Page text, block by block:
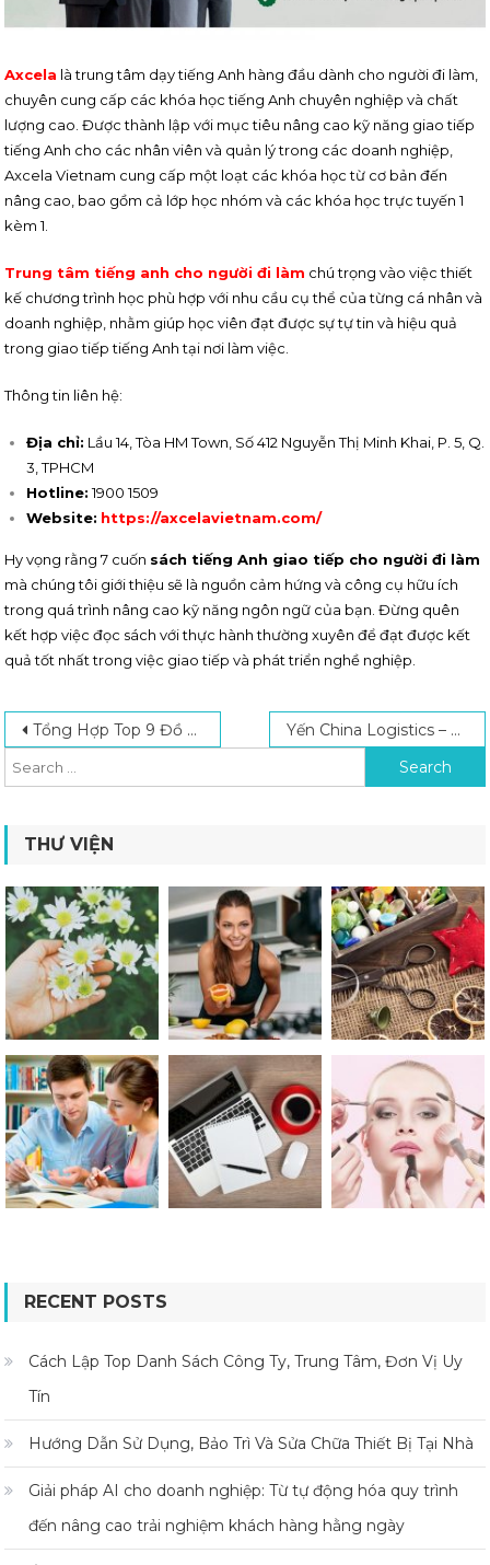
Axcela là trung tâm dạy tiếng Anh hàng đầu dành cho người đi làm,
chuyên cung cấp các khóa học tiếng Anh chuyên nghiệp và chất
lượng cao. Được thành lập với mục tiêu nâng cao kỹ năng giao tiếp
tiếng Anh cho các nhân viên và quản lý trong các doanh nghiệp,
Axcela Vietnam cung cấp một loạt các khóa học từ cơ bản đến
nâng cao, bao gồm cả lớp học nhóm và các khóa học trực tuyến 1
kèm 1.
Trung tâm tiếng anh cho người đi làm chú trọng vào việc thiết
kế chương trình học phù hợp với nhu cầu cụ thể của từng cá nhân và
doanh nghiệp, nhằm giúp học viên đạt được sự tự tin và hiệu quả
trong giao tiếp tiếng Anh tại nơi làm việc.
Thông tin liên hệ:
Địa chỉ: Lầu 14, Tòa HM Town, Số 412 Nguyễn Thị Minh Khai, P. 5, Q.
3, TPHCM
Hotline:1900 1509
Website: https://axcelavietnam.com/
Hy vọng rằng 7 cuốn sách tiếng Anh giao tiếp cho người đi làm
mà chúng tôi giới thiệu sẽ là nguồn cảm hứng và công cụ hữu ích
trong quá trình nâng cao kỹ năng ngôn ngữ của bạn. Đừng quên
kết hợp việc đọc sách với thực hành thường xuyên để đạt được kết
quả tốt nhất trong việc giao tiếp và phát triển nghề nghiệp.
Post navigation
Tổng Hợp Top 9 Đồ Nội Thất Thông Minh Thiết Kế Hiện Đại Nên Mua 2024 Yến China Logistics – Đơn Vị Nhập Hàng Trung Quốc Hàng Đầu Hiện Nay
Search for:
THƯ VIỆN
RECENT POSTS
Cách Lập Top Danh Sách Công Ty, Trung Tâm, Đơn Vị Uy
Tín
Hướng Dẫn Sử Dụng, Bảo Trì Và Sửa Chữa Thiết Bị Tại Nhà
Giải pháp AI cho doanh nghiệp: Từ tự động hóa quy trình
đến nâng cao trải nghiệm khách hàng hằng ngày